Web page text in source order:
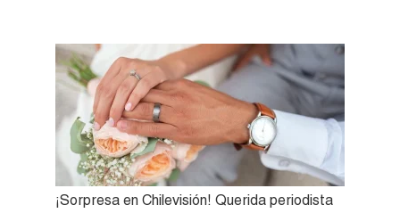
¡Sorpresa en Chilevisión! Querida periodista